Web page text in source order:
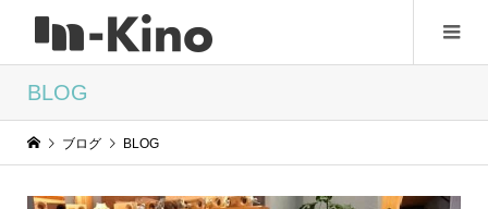
BLOG
ブログ BLOG